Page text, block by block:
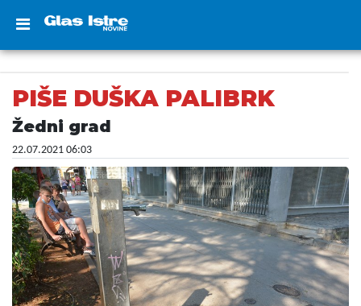
PIŠE DUŠKA PALIBRK
Žedni grad
22.07.2021 06:03